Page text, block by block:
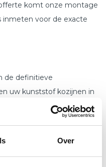
Over
komt onze montage
inmeten voor de exacte
de definitieve
uw kunststof kozijnen in
door onze specialisten in